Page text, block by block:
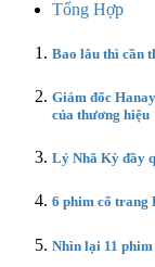
Tổng Hợp
Bao lâu thì cần
Giám đốc
của thương hiệu
Lý Nhã Kỳ đầy
6 phim cổ trang
Nhìn lại 11